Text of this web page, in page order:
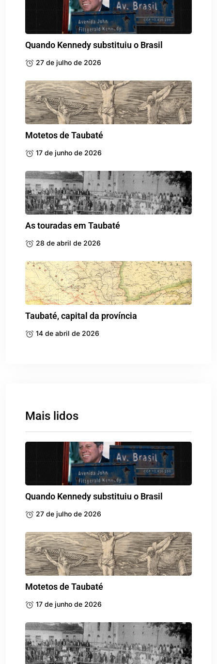
Quando Kennedy substituiu o Brasil
27 de julho de 2026
Motetos de Taubaté
17 de junho de 2026
As touradas em Taubaté
28 de abril de 2026
Taubaté, capital da província
14 de abril de 2026
Mais lidos
Quando Kennedy substituiu o Brasil
27 de julho de 2026
Motetos de Taubaté
17 de junho de 2026